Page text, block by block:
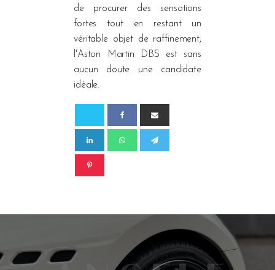
de procurer des sensations
fortes tout en restant un
véritable objet de raffinement,
l'Aston Martin DBS est sans
aucun doute une candidate
idéale.